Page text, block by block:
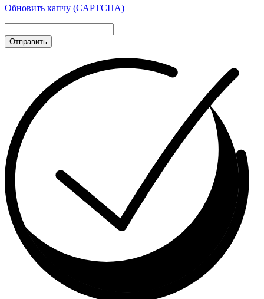
Обновить капчу (CAPTCHA)
Отправить